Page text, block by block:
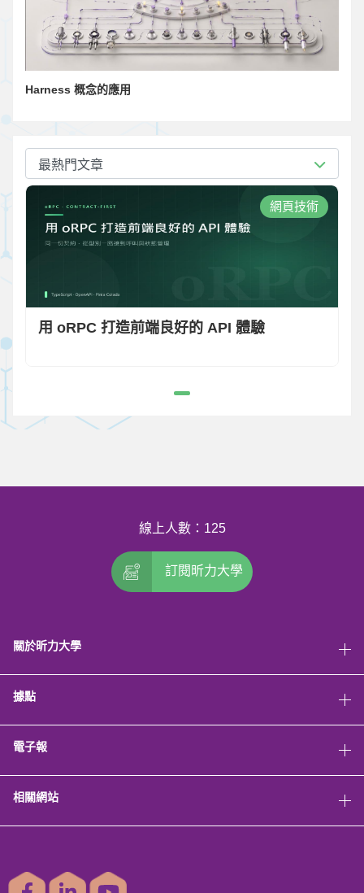
Harness 概念的應用
最熱門文章
網頁技術
用 oRPC 打造前端良好的 API 體驗
線上人數：125
訂閱昕力大學
關於昕力大學
據點
電子報
相關網站